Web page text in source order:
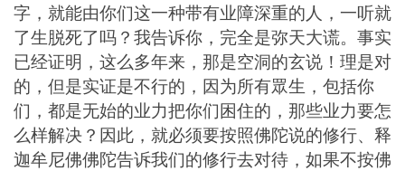
字，就能由你们这一种带有业障深重的人，一听就
了生脱死了吗？我告诉你，完全是弥天大谎。事实
已经证明，这么多年来，那是空洞的玄说！理是对
的，但是实证是不行的，因为所有眾生，包括你
们，都是无始的业力把你们困住的，那些业力要怎
么样解决？因此，就必须要按照佛陀说的修行、释
迦牟尼佛佛陀告诉我们的修行去对待，如果不按佛